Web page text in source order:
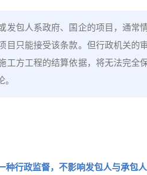
发包人系政府、国企的项目，通常
目只能接受该条款。但行政机关的
工方工程的结算依据，将无法完全
行政监督，不影响发包人与承包人